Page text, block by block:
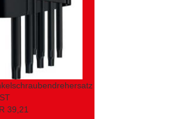
39,21